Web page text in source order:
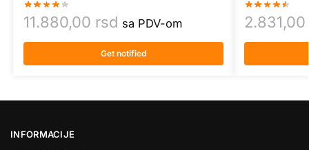
11.880,00 rsd sa PDV-om
Get notified
2.831,00
INFORMACIJE